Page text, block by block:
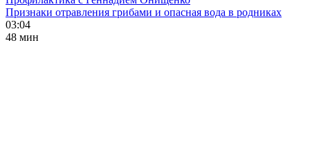
Признаки отравления грибами и опасная вода в родниках
03:04
48 мин